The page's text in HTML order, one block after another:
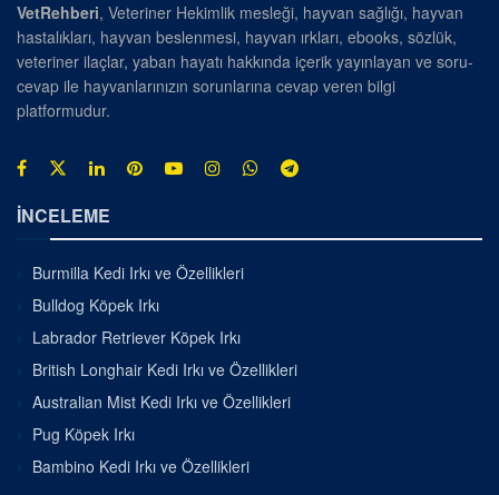
VetRehberi, Veteriner Hekimlik mesleği, hayvan sağlığı, hayvan
hastalıkları, hayvan beslenmesi, hayvan ırkları, ebooks, sözlük,
veteriner ilaçlar, yaban hayatı hakkında içerik yayınlayan ve soru-
cevap ile hayvanlarınızın sorunlarına cevap veren bilgi
platformudur.
İNCELEME
Burmilla Kedi Irkı ve Özellikleri
Bulldog Köpek Irkı
Labrador Retriever Köpek Irkı
British Longhair Kedi Irkı ve Özellikleri
Australian Mist Kedi Irkı ve Özellikleri
Pug Köpek Irkı
Bambino Kedi Irkı ve Özellikleri